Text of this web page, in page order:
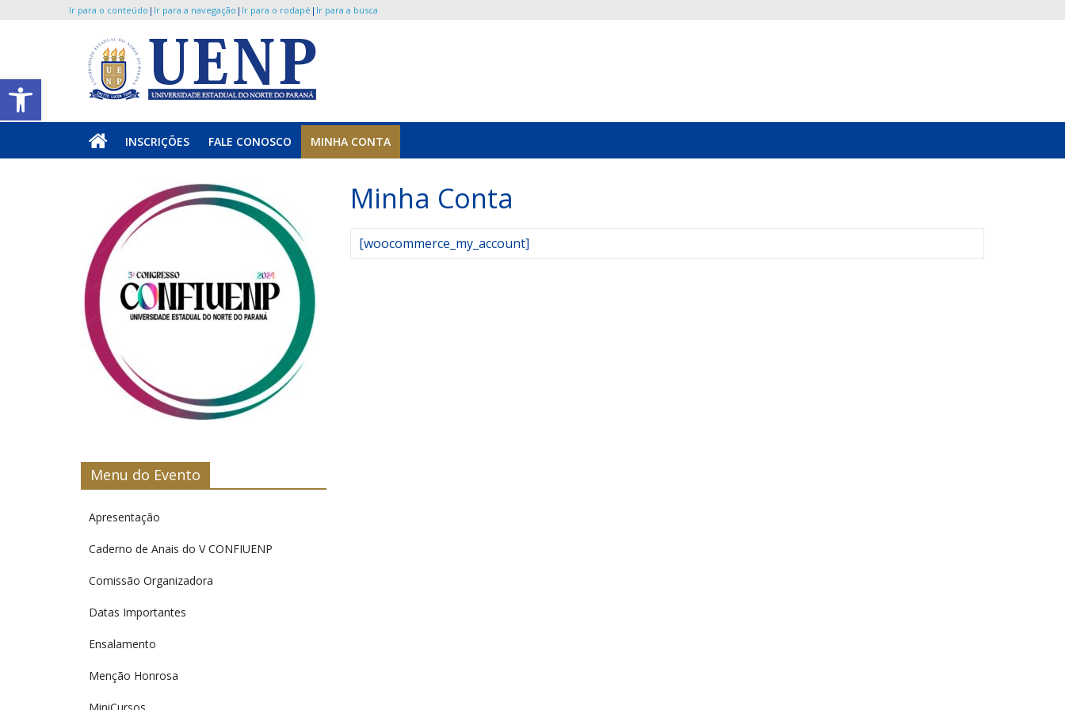
Abrir a barra de ferramentas
Ir para o conteúdo | Ir para a navegação | Ir para o rodapé | Ir para a busca
conteúdo
UENP
/
CONFIUENP
Eventos
da
Universidade
INSCRIÇÕES FALE CONOSCO MINHA CONTA
Minha Conta
[woocommerce_my_account]
Menu do Evento
Apresentação
Caderno de Anais do V CONFIUENP
Comissão Organizadora
Datas Importantes
Ensalamento
Menção Honrosa